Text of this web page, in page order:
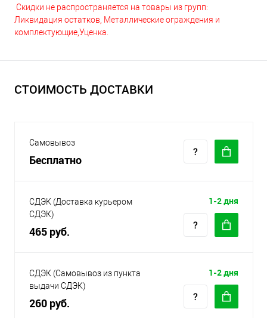
Скидки не распространяется на товары из групп:
Ликвидация остатков, Металлические ограждения и
комплектующие,Уценка.
СТОИМОСТЬ ДОСТАВКИ
Самовывоз
Бесплатно
СДЭК (Доставка курьером
СДЭК)
465 руб.
1-2 дня
СДЭК (Самовывоз из пункта
выдачи СДЭК)
260 руб.
1-2 дня